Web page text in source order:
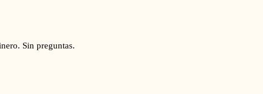
Sin preguntas.